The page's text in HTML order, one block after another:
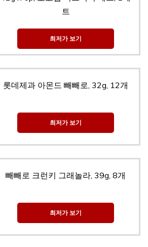
트
최저가 보기
롯데제과 아몬드 빼빼로, 32g, 12개
최저가 보기
빼빼로 크런키 그래놀라, 39g, 8개
최저가 보기